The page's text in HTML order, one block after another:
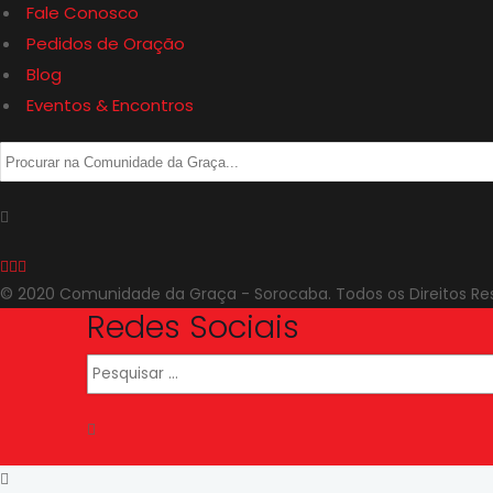
Fale Conosco
Pedidos de Oração
Blog
Eventos & Encontros
© 2020 Comunidade da Graça - Sorocaba. Todos os Direitos
Redes Sociais